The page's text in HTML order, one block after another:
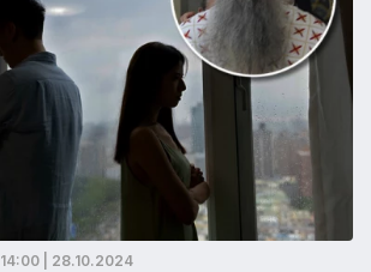
14:00 | 28.10.2024